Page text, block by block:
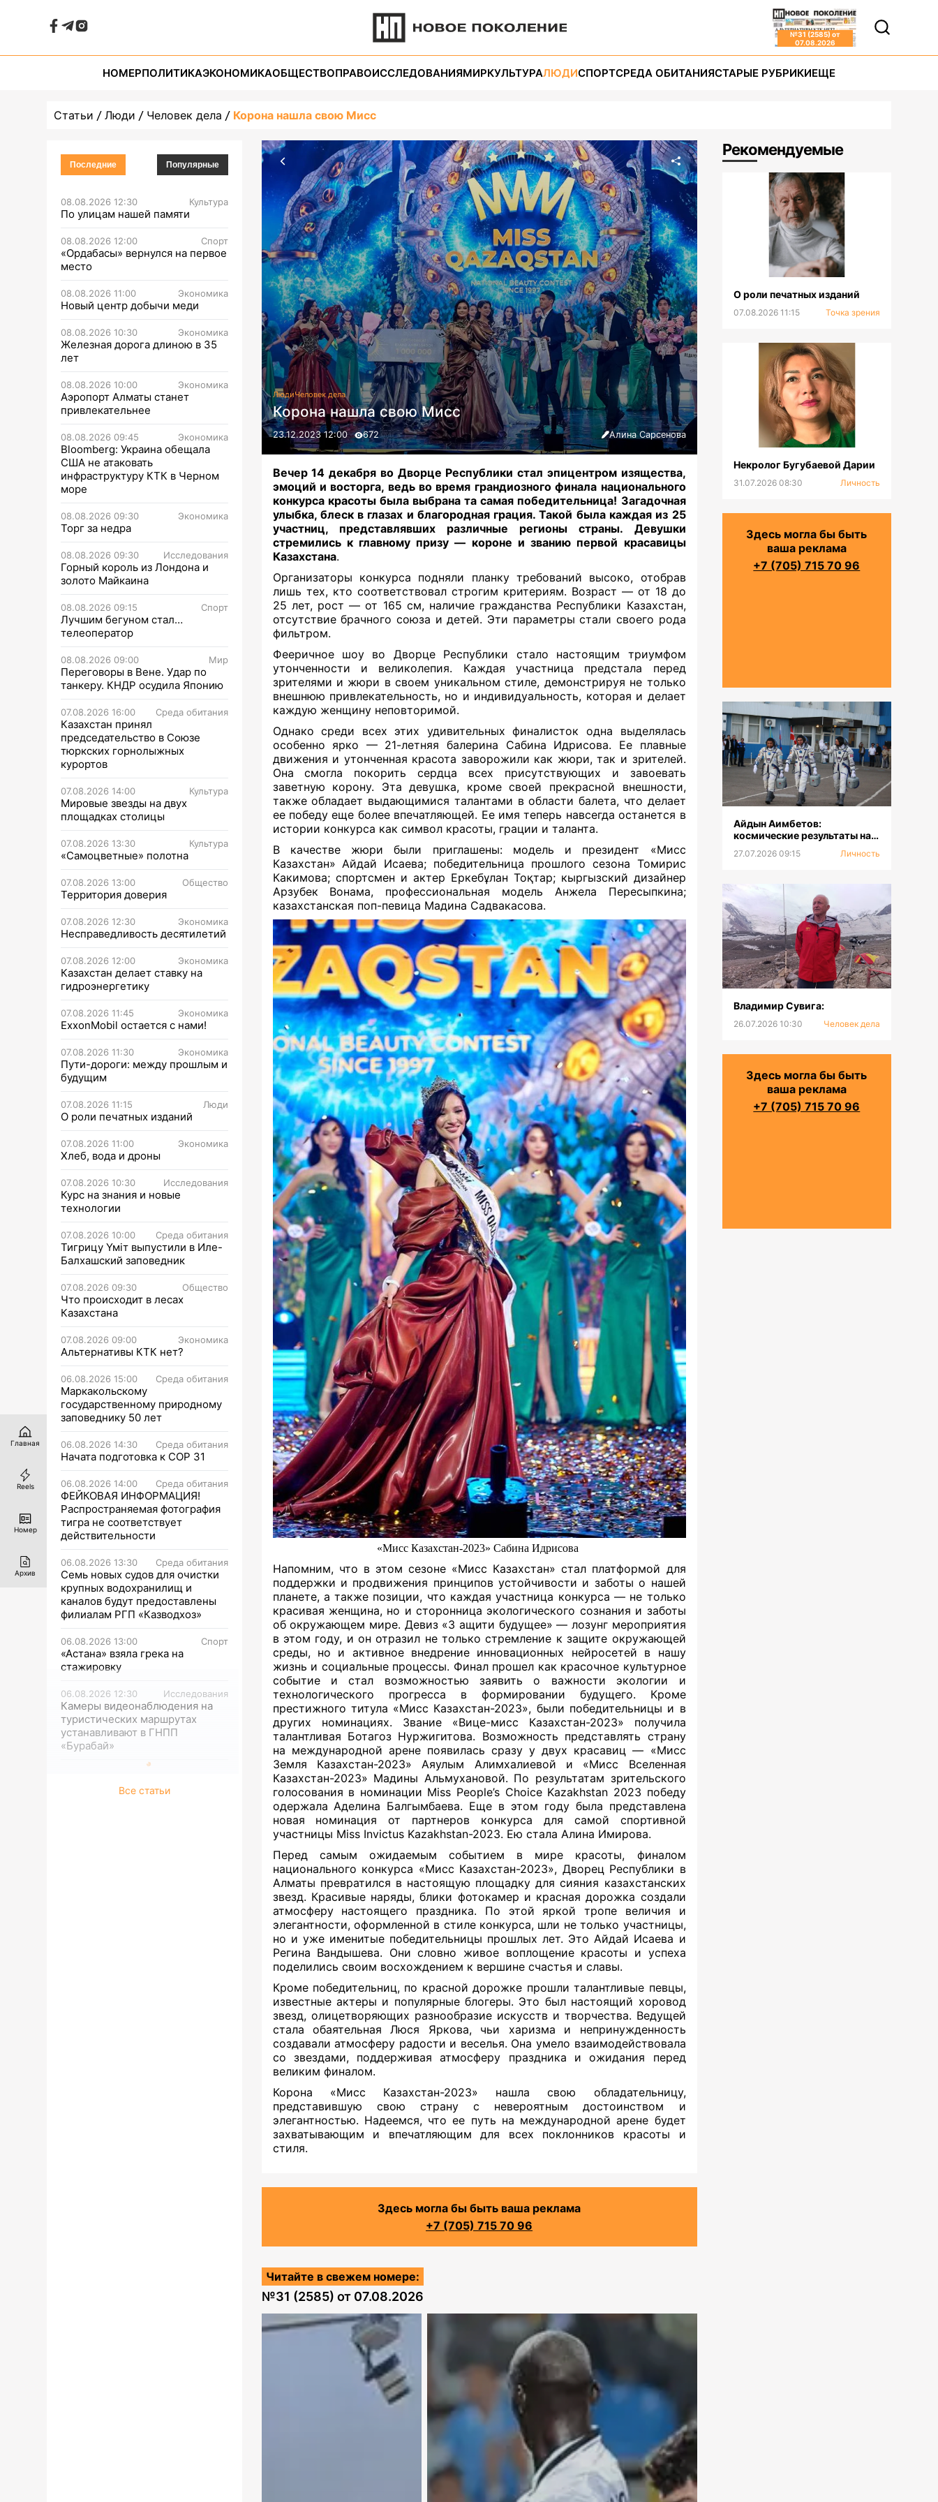
№31 (2585) от
07.08.2026
НОМЕРПОЛИТИКАЭКОНОМИКАОБЩЕСТВОПРАВОИССЛЕДОВАНИЯМИРКУЛЬТУРАЛЮДИСПОРТСРЕДА ОБИТАНИЯСТАРЫЕ РУБРИКИЕЩЕ
Статьи Люди Человек дела Корона нашла свою Мисс
Последние Популярные
08.08.2026 12:30 Культура
По улицам нашей памяти
08.08.2026 12:00 Спорт
«Ордабасы» вернулся на первое
место
08.08.2026 11:00 Экономика
Новый центр добычи меди
08.08.2026 10:30 Экономика
Железная дорога длиною в 35
лет
08.08.2026 10:00 Экономика
Аэропорт Алматы станет
привлекательнее
08.08.2026 09:45 Экономика
Bloomberg: Украина обещала
США не атаковать
инфраструктуру КТК в Черном
море
08.08.2026 09:30 Экономика
Торг за недра
08.08.2026 09:30 Исследования
Горный король из Лондона и
золото Майкаина
08.08.2026 09:15 Спорт
Лучшим бегуном стал…
телеоператор
08.08.2026 09:00 Мир
Переговоры в Вене. Удар по
танкеру. КНДР осудила Японию
07.08.2026 16:00 Среда обитания
Казахстан принял
председательство в Союзе
тюркских горнолыжных
курортов
07.08.2026 14:00 Культура
Мировые звезды на двух
площадках столицы
07.08.2026 13:30 Культура
«Самоцветные» полотна
07.08.2026 13:00 Общество
Территория доверия
07.08.2026 12:30 Экономика
Несправедливость десятилетий
07.08.2026 12:00 Экономика
Казахстан делает ставку на
гидроэнергетику
07.08.2026 11:45 Экономика
ExxonMobil остается с нами!
07.08.2026 11:30 Экономика
Пути-дороги: между прошлым и
будущим
07.08.2026 11:15 Люди
О роли печатных изданий
07.08.2026 11:00 Экономика
Хлеб, вода и дроны
07.08.2026 10:30 Исследования
Курс на знания и новые
технологии
07.08.2026 10:00 Среда обитания
Тигрицу Үміт выпустили в Иле-
Балхашский заповедник
07.08.2026 09:30 Общество
Что происходит в лесах
Казахстана
07.08.2026 09:00 Экономика
Альтернативы КТК нет?
06.08.2026 15:00 Среда обитания
Маркакольскому
государственному природному
заповеднику 50 лет
06.08.2026 14:30 Среда обитания
Начата подготовка к СОР 31
06.08.2026 14:00 Среда обитания
ФЕЙКОВАЯ ИНФОРМАЦИЯ!
Распространяемая фотография
тигра не соответствует
действительности
06.08.2026 13:30 Среда обитания
Семь новых судов для очистки
крупных водохранилищ и
каналов будут предоставлены
филиалам РГП «Казводхоз»
06.08.2026 13:00 Спорт
«Астана» взяла грека на
стажировку
06.08.2026 12:30 Исследования
Камеры видеонаблюдения на
туристических маршрутах
устанавливают в ГНПП
«Бурабай»
Все статьи
ЛюдиЧеловек дела
Корона нашла свою Мисс
23.12.2023 12:00 672 Алина Сарсенова
Вечер 14 декабря во Дворце Республики стал эпицентром изящества,
эмоций и восторга, ведь во время грандиозного финала национального
конкурса красоты была выбрана та самая победительница! Загадочная
улыбка, блеск в глазах и благородная грация. Такой была каждая из 25
участниц, представлявших различные регионы страны. Девушки
стремились к главному призу — короне и званию первой красавицы
Казахстана.
Организаторы конкурса подняли планку требований высоко, отобрав
лишь тех, кто соответствовал строгим критериям. Возраст — от 18 до
25 лет, рост — от 165 см, наличие гражданства Республики Казахстан,
отсутствие брачного союза и детей. Эти параметры стали своего рода
фильтром.
Фееричное шоу во Дворце Республики стало настоящим триумфом
утонченности и великолепия. Каждая участница предстала перед
зрителями и жюри в своем уникальном стиле, демонстрируя не только
внешнюю привлекательность, но и индивидуальность, которая и делает
каждую женщину неповторимой.
Однако среди всех этих удивительных финалисток одна выделялась
особенно ярко — 21-летняя балерина Сабина Идрисова. Ее плавные
движения и утонченная красота заворожили как жюри, так и зрителей.
Она смогла покорить сердца всех присутствующих и завоевать
заветную корону. Эта девушка, кроме своей прекрасной внешности,
также обладает выдающимися талантами в области балета, что делает
ее победу еще более впечатляющей. Ее имя теперь навсегда останется в
истории конкурса как символ красоты, грации и таланта.
В качестве жюри были приглашены: м‎одель и президент «Мисс
Казахстан» Айдай Исаева; победительница прошлого сезона Томирис
Какимова; спортсмен и актер Еркебұлан Тоқтар; кыргызский дизайнер
Арзубек Вонама, профессиональная модель Анжела Пересыпкина;
казахстанская поп-певица Мадина Садвакасова.
«Мисс Казахстан-2023» Сабина Идрисова
Напомним, что в этом сезоне «М‎исс Казахстан» стал платформой для
поддержки и продвижения принципов устойчивости и заботы о нашей
планете, а также позиции, что каждая участница конкурса — не только
красивая женщина, но и сторонница экологического сознания и заботы
об окружающем мире. Девиз «З‎ ащити будущее» — лозунг мероприятия
в этом году, и он отразил не только стремление к защите окружающей
среды, но и активное внедрение инновационных нейросетей в нашу
жизнь и социальные процессы. Финал прошел как красочное культурное
событие и стал возможностью заявить о важности экологии и
технологического прогресса в формировании будущего. Кроме
престижного титула «Мисс Казахстан-2023», были победительницы и в
других номинациях. Звание «Вице-мисс Казахстан-2023» получила
талантливая Ботагоз Нуржигитова. Возможность представлять страну
на международной арене появилась сразу у двух красавиц — «Мисс
Земля Казахстан-2023» Аяулым Алимхалиевой и «Мисс Вселенная
Казахстан-2023» Мадины Альмухановой. По результатам зрительского
голосования в номинации Miss People’s Choice Kazakhstan 2023 победу
одержала Аделина Балгымбаева. Еще в этом году была представлена
новая номинация от партнеров конкурса для самой спортивной
участницы Miss Invictus Kazakhstan-2023. Ею стала Алина Имирова.
Перед самым ожидаемым событием в мире красоты, финалом
национального конкурса «Мисс Казахстан-2023», Дворец Республики в
Алматы превратился в настоящую площадку для сияния казахстанских
звезд. Красивые наряды, блики фотокамер и красная дорожка создали
атмосферу настоящего праздника. По этой яркой тропе величия и
элегантности, оформленной в стиле конкурса, шли не только участницы,
но и уже именитые победительницы прошлых лет. Это Айдай Исаева и
Регина Вандышева. Они словно живое воплощение красоты и успеха
поделились своим восхождением к вершине счастья и славы.
Кроме победительниц, по красной дорожке прошли талантливые певцы,
известные актеры и популярные блогеры. Это был настоящий хоровод
звезд, олицетворяющих разнообразие искусств и творчества. Ведущей
стала обаятельнаяЛюся Яркова, чьи харизма и непринужденность
создавали атмосферу радости и веселья. Она умело взаимодействовала
со звездами, поддерживая атмосферу праздника и ожидания перед
великим финалом.
Корона «Мисс Казахстан-2023» нашла свою обладательницу,
представившую свою страну с невероятным достоинством и
элегантностью. Надеемся, что ее путь на международной арене будет
захватывающим и впечатляющим для всех поклонников красоты и
стиля.
Здесь могла бы быть ваша реклама
+7 (705) 715 70 96
Читайте в свежем номере:
№31 (2585) от 07.08.2026
Рекомендуемые
О роли печатных изданий
07.08.2026 11:15 Точка зрения
Некролог Бугубаевой Дарии
31.07.2026 08:30 Личность
Здесь могла бы быть
ваша реклама
+7 (705) 715 70 96
Айдын Аимбетов:
космические результаты на
27.07.2026 09:15 Личность
Владимир Сувига:
26.07.2026 10:30 Человек дела
Здесь могла бы быть
ваша реклама
+7 (705) 715 70 96
Главная
Reels
Номер
Архив